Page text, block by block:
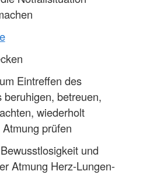
Eintreffen des
beruhigen, betreuen,
wiederholt
prüfen
und
Atmung Herz-Lungen-